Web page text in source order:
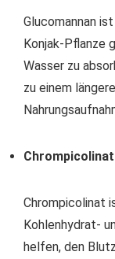
Glucomannan
Konjak-Pflanze
Wasser zu
zu einem
Chrompicolinat
Kohlenhydrat-
helfen, den